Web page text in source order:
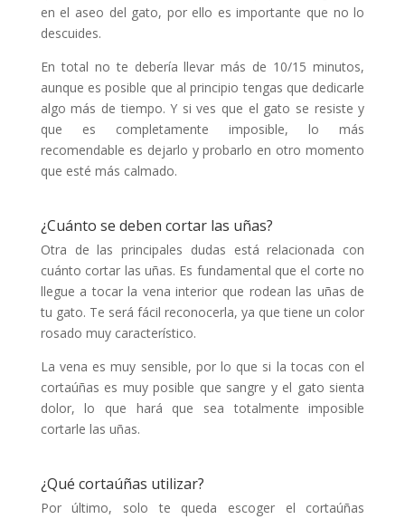
en el aseo del gato, por ello es importante que no lo
descuides.
En total no te debería llevar más de 10/15 minutos,
aunque es posible que al principio tengas que dedicarle
algo más de tiempo. Y si ves que el gato se resiste y
que es completamente imposible, lo más
recomendable es dejarlo y probarlo en otro momento
que esté más calmado.
¿Cuánto se deben cortar las uñas?
Otra de las principales dudas está relacionada con
cuánto cortar las uñas. Es fundamental que el corte no
llegue a tocar la vena interior que rodean las uñas de
tu gato. Te será fácil reconocerla, ya que tiene un color
rosado muy característico.
La vena es muy sensible, por lo que si la tocas con el
cortaúñas es muy posible que sangre y el gato sienta
dolor, lo que hará que sea totalmente imposible
cortarle las uñas.
¿Qué cortaúñas utilizar?
Por último, solo te queda escoger el cortaúñas